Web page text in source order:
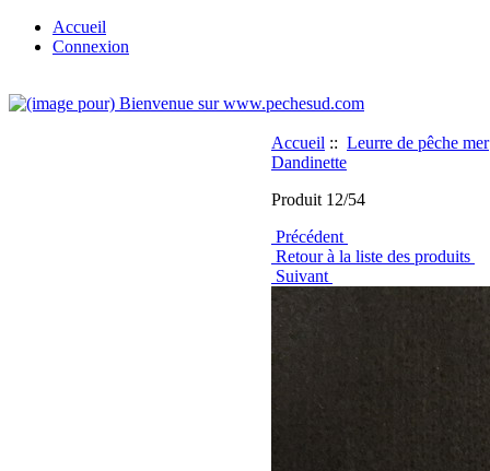
Accueil
Connexion
Accueil :: Leurre de pêche mer
Dandinette
Produit 12/54
Précédent
Retour à la liste des produits
Suivant